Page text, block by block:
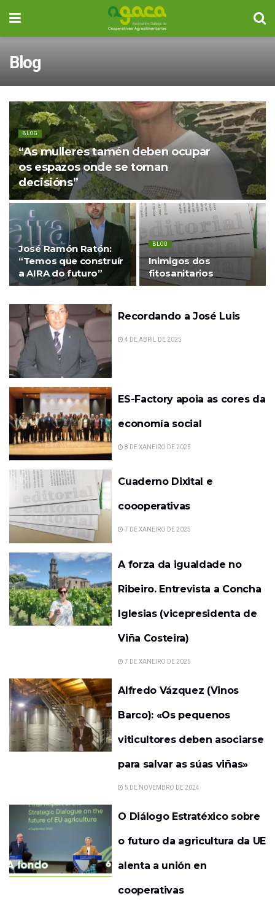
Blog
BLOG
“As mulleres tamén deben ocupar
os espazos onde se toman
decisións”
José Ramón Ratón:
“Temos que construír
a AIRA do futuro”
BLOG
Inimigos dos
fitosanitarios
Recordando a José Luis
4 DE ABRIL DE 2025
ES-Factory apoia as cores da
economía social
8 DE XANEIRO DE 2025
Cuaderno Dixital e
coooperativas
7 DE XANEIRO DE 2025
A forza da igualdade no
Ribeiro. Entrevista a Concha
Iglesias (vicepresidenta de
Viña Costeira)
7 DE XANEIRO DE 2025
Alfredo Vázquez (Vinos
Barco): «Os pequenos
viticultores deben asociarse
para salvar as súas viñas»
5 DE NOVEMBRO DE 2024
O Diálogo Estratéxico sobre
o futuro da agricultura da UE
alenta a unión en
cooperativas